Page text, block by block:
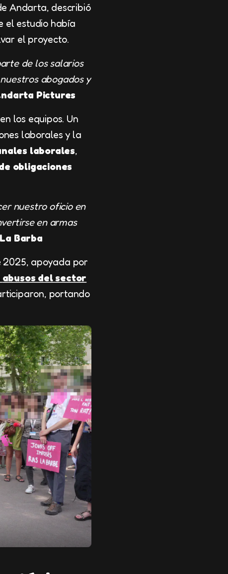
Andarta, describió
el estudio había
el proyecto.
de los salarios
abogados y
Pictures
en los equipos. Un
laborales y la
laborales,
obligaciones
nuestro oficio en
en armas
Barba
2025, apoyada por
abusos del sector
portando